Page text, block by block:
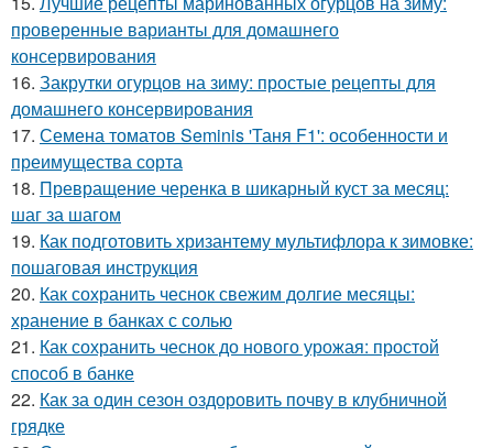
проверенные варианты для домашнего
консервирования
16. Закрутки огурцов на зиму: простые рецепты для
домашнего консервирования
17. Семена томатов Seminis 'Таня F1': особенности и
преимущества сорта
18. Превращение черенка в шикарный куст за месяц:
шаг за шагом
19. Как подготовить хризантему мультифлора к зимовке:
пошаговая инструкция
20. Как сохранить чеснок свежим долгие месяцы:
хранение в банках с солью
21. Как сохранить чеснок до нового урожая: простой
способ в банке
22. Как за один сезон оздоровить почву в клубничной
грядке